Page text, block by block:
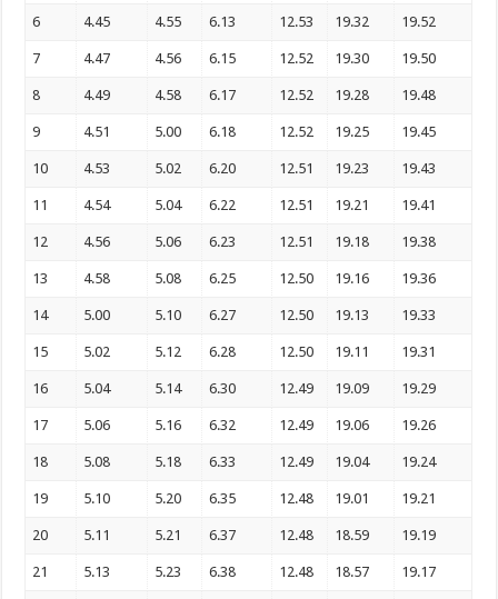
6 4.45 4.55 6.13 12.53 19.32 19.52
7 4.47 4.56 6.15 12.52 19.30 19.50
8 4.49 4.58 6.17 12.52 19.28 19.48
9 4.51 5.00 6.18 12.52 19.25 19.45
10 4.53 5.02 6.20 12.51 19.23 19.43
11 4.54 5.04 6.22 12.51 19.21 19.41
12 4.56 5.06 6.23 12.51 19.18 19.38
13 4.58 5.08 6.25 12.50 19.16 19.36
14 5.00 5.10 6.27 12.50 19.13 19.33
15 5.02 5.12 6.28 12.50 19.11 19.31
16 5.04 5.14 6.30 12.49 19.09 19.29
17 5.06 5.16 6.32 12.49 19.06 19.26
18 5.08 5.18 6.33 12.49 19.04 19.24
19 5.10 5.20 6.35 12.48 19.01 19.21
20 5.11 5.21 6.37 12.48 18.59 19.19
21 5.13 5.23 6.38 12.48 18.57 19.17